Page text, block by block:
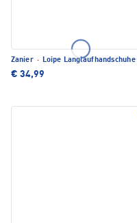
Zanier · Loipe Langlaufhandschuhe
€ 34,99